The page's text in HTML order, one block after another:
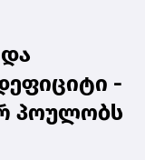
-
პოულობს